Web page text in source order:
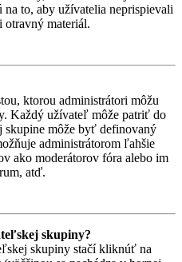
na to, aby užívatelia neprispievali
otravný materiál.
ktorou administrátori môžu
Každý užívateľ môže patriť do
môže byť definovaný
administrátorom ľahšie
ako moderátorov fóra alebo im
atď.
skupiny?
skupiny stačí kliknúť na